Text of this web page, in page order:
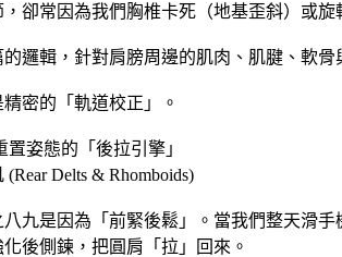
卻常因為我們胸椎卡死（地基歪斜）或
邏輯，針對肩膀周邊的肌肉、肌腱、軟
密的「軌道校正」。
置姿態的「後拉引擎」
Delts & Rhomboids)
九是因為「前緊後鬆」。當我們整天滑
後側鍊，把圓肩「拉」回來。